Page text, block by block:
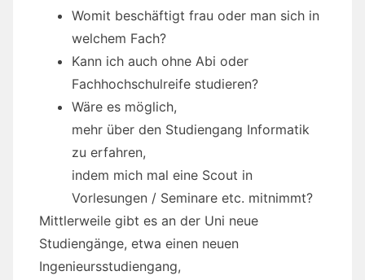
Womit beschäftigt frau oder man sich in
welchem Fach?
Kann ich auch ohne Abi oder
Fachhochschulreife studieren?
Wäre es möglich,
mehr über den Studiengang Informatik
zu erfahren,
indem mich mal eine Scout in
Vorlesungen / Seminare etc. mitnimmt?
Mittlerweile gibt es an der Uni neue
Studiengänge, etwa einen neuen
Ingenieursstudiengang,